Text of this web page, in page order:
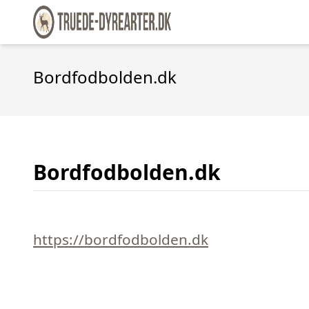
Bordfodbolden.dk
Bordfodbolden.dk
https://bordfodbolden.dk